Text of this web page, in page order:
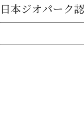
日本ジオパーク